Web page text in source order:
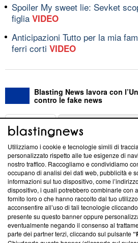
Spoiler My sweet lie: Sevket
figlia VIDEO
Anticipazioni Tutto per la mia
ferri corti VIDEO
Blasting News lavora con
contro le fake news
ABOUT
Questa sezione offre informazioni
News, sui nostri processi editoriali e
creare news di qualità. Inoltre, afferma
‘Trust Project - News with Integrity’
ancora membro del programma, ma
parte; Trust Project non ha ancora
conformità agli standard.
Su di noi
Utilizziamo i cookie e tecnologie simili di
personalizzato rispetto alle tue esigenze di
nostro traffico. Raccogliamo e condividiamo
occupano di analisi dei dati web, pubblicità e
informazioni sul tuo dispositivo, come
dispositivo, i quali potrebbero combinarle con
fornito loro o che hanno raccolto dal tuo
acconsentire all’uso di tali tecnologie
presente su questo banner oppure
eventualmente negando il consenso al
parte dei partner terzi, cliccando sul pulsante